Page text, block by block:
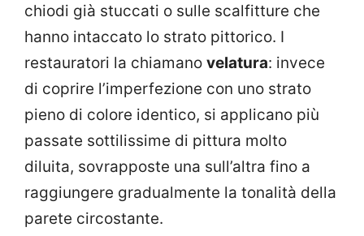
chiodi già stuccati o sulle scalfitture che
hanno intaccato lo strato pittorico. I
restauratori la chiamano velatura: invece
di coprire l’imperfezione con uno strato
pieno di colore identico, si applicano più
passate sottilissime di pittura molto
diluita, sovrapposte una sull’altra fino a
raggiungere gradualmente la tonalità della
parete circostante.